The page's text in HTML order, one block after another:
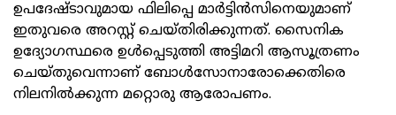
ഉപദേഷ്ടാവുമായ ഫിലിപ്പെ മാര്‍ട്ടിന്‍സിനെയുമാണ്
ഇതുവരെ അറസ്റ്റ് ചെയ്തിരിക്കുന്നത്. സൈനിക
ഉദ്യോഗസ്ഥരെ ഉള്‍പ്പെടുത്തി അട്ടിമറി ആസൂത്രണം
ചെയ്തുവെന്നാണ് ബോള്‍സോനാരോക്കെതിരെ
നിലനില്‍ക്കുന്ന മറ്റൊരു ആരോപണം.